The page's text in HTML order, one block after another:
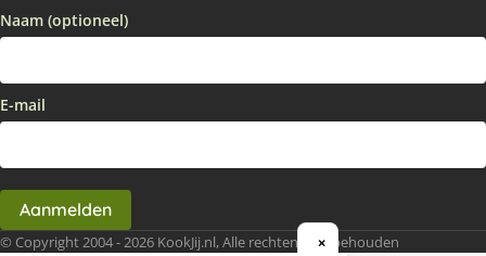
Naam (optioneel)
E-mail
Aanmelden
© Copyright 2004 - 2026 KookJij.nl, Alle rechten voorbehouden
×